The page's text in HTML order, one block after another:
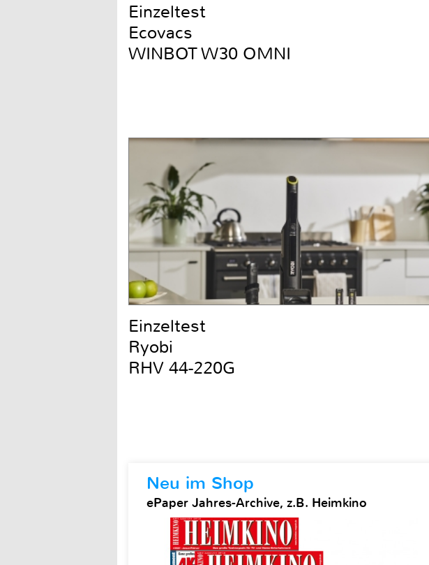
Neu im Shop
ePaper Jahres-Archive, z.B. Heimkino
Einzeltest
Ecovacs
WINBOT W30 OMNI
Einzeltest
Ryobi
RHV 44-220G